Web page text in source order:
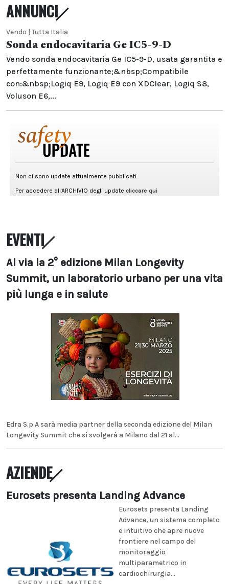
ANNUNCI
Vendo | Tutta Italia
Sonda endocavitaria Ge IC5-9-D
Vendo sonda endocavitaria Ge IC5-9-D, usata garantita e
perfettamente funzionante;&nbsp;Compatibile
con:&nbsp;Logiq E9, Logiq E9 con XDClear, Logiq S8,
Voluson E6,...
EVENTI
Al via la 2° edizione Milan Longevity
Summit, un laboratorio urbano per una vita
più lunga e in salute
Edra S.p.A sarà media partner della seconda edizione del Milan
Longevity Summit che si svolgerà a Milano dal 21 al...
AZIENDE
Eurosets presenta Landing Advance
Eurosets presenta Landing
Advance, un sistema completo
e intuitivo che apre nuove
frontiere nel campo del
monitoraggio
multiparametrico in
cardiochirurgia...